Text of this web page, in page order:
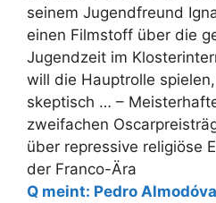
seinem Jugendfreund
einen Filmstoff über die
Jugendzeit im
will die Hauptrolle
skeptisch … –
zweifachen
über repressive religiöse
der Franco-Ära
Q meint: Pedro